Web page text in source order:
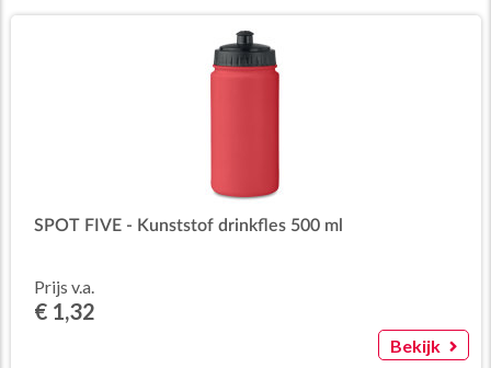
SPOT FIVE - Kunststof drinkfles 500 ml
Prijs v.a.
€ 1,32
Bekijk